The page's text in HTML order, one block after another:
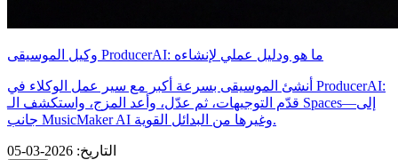
وكيل الموسيقى ProducerAI: ما هو ودليل عملي لإنشاءه
أنشئ الموسيقى بسرعة أكبر مع سير عمل الوكلاء في ProducerAI:
قدّم التوجيهات، ثم عدّل، وأعد المزج، واستكشف الـ Spaces—إلى
جانب MusicMaker AI وغيرها من البدائل القوية.
التاريخ:
2026-03-05